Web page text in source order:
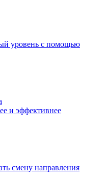
уровень с помощью
и эффективнее
смену направления